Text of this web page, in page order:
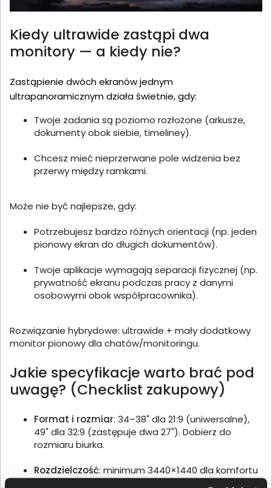
Kiedy ultrawide zastąpi dwa
monitory — a kiedy nie?
Zastąpienie dwóch ekranów jednym
ultrapanoramicznym działa świetnie, gdy:
Twoje zadania są poziomo rozłożone (arkusze,
dokumenty obok siebie, timeliney).
Chcesz mieć nieprzerwane pole widzenia bez
przerwy między ramkami.
Może nie być najlepsze, gdy:
Potrzebujesz bardzo różnych orientacji (np. jeden
pionowy ekran do długich dokumentów).
Twoje aplikacje wymagają separacji fizycznej (np.
prywatność ekranu podczas pracy z danymi
osobowymi obok współpracownika).
Rozwiązanie hybrydowe: ultrawide + mały dodatkowy
monitor pionowy dla chatów/monitoringu.
Jakie specyfikacje warto brać pod
uwagę? (Checklist zakupowy)
Format i rozmiar: 34–38" dla 21:9 (uniwersalne),
49" dla 32:9 (zastępuje dwa 27"). Dobierz do
rozmiaru biurka.
Rozdzielczość: minimum 3440×1440 dla komfortu